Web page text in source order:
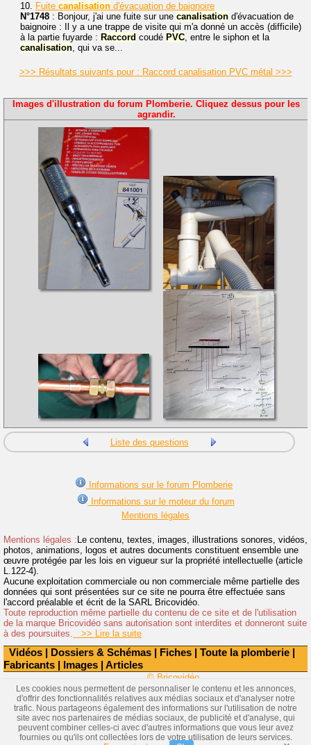
Vidéos | Dossiers & Schémas | Fiches | Toute la plomberie |
Fabricants | Images | Articles
10. Fuite canalisation d'évacuation de baignoire
N°1748 : Bonjour, j'ai une fuite sur une canalisation d'évacuation de
baignoire : Il y a une trappe de visite qui m'a donné un accès (difficile)
à la partie fuyarde : Raccord coudé PVC, entre le siphon et la
canalisation, qui va se...
>>> Résultats suivants pour : Raccord canalisation PVC métal >>>
Images d'illustration du forum Plomberie. Cliquez dessus pour les
agrandir.
Liste des questions
Informations sur le forum Plomberie
Informations sur le moteur du forum
Mentions légales
Mentions légales :Le contenu, textes, images, illustrations sonores, vidéos,
photos, animations, logos et autres documents constituent ensemble une
œuvre protégée par les lois en vigueur sur la propriété intellectuelle (article
L.122-4).
Aucune exploitation commerciale ou non commerciale même partielle des
données qui sont présentées sur ce site ne pourra être effectuée sans
l'accord préalable et écrit de la SARL Bricovidéo.
Toute reproduction même partielle du contenu de ce site et de l'utilisation
de la marque Bricovidéo sans autorisation sont interdites et donneront suite
à des poursuites.
>> Lire la suite
© Bricovidéo
Les cookies nous permettent de personnaliser le contenu et les annonces,
d'offrir des fonctionnalités relatives aux médias sociaux et d'analyser notre
trafic. Nous partageons également des informations sur l'utilisation de notre
site avec nos partenaires de médias sociaux, de publicité et d'analyse, qui
peuvent combiner celles-ci avec d'autres informations que vous leur avez
fournies ou qu'ils ont collectées lors de votre utilisation de leurs services.